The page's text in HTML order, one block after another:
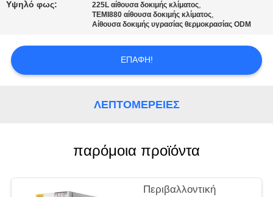
ΑΠΌΣΠΑΣΜΑ
PRIVACY
Υψηλό φως: 225L αίθουσα δοκιμής κλίματος,
TEMI880 αίθουσα δοκιμής κλίματος,
Αίθουσα δοκιμής υγρασίας θερμοκρασίας ODM
ΕΠΑΦΉ!
ΛΕΠΤΟΜΈΡΕΙΕΣ
παρόμοια προϊόντα
Περιβαλλοντική